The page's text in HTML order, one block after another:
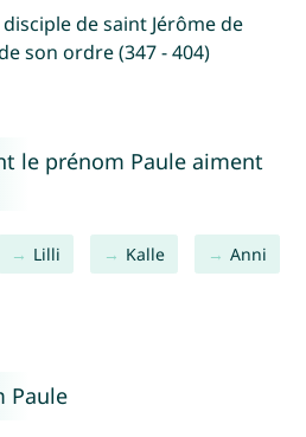
de saint Jérôme de
son ordre (347 - 404)
le prénom Paule aiment
Lilli Kalle Anni
Paule